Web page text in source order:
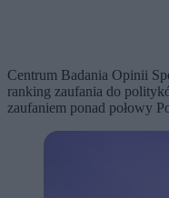
Centrum Badania Opinii
ranking zaufania do
zaufaniem ponad połowy